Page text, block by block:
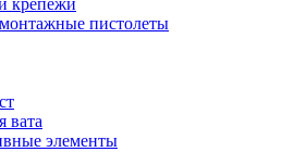
крепежи
пистолеты
вата
элементы